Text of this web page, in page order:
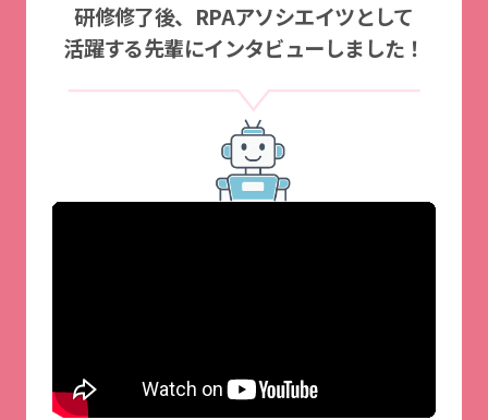
研修修了後、RPAアソシエイツとして
活躍する先輩にインタビューしました！